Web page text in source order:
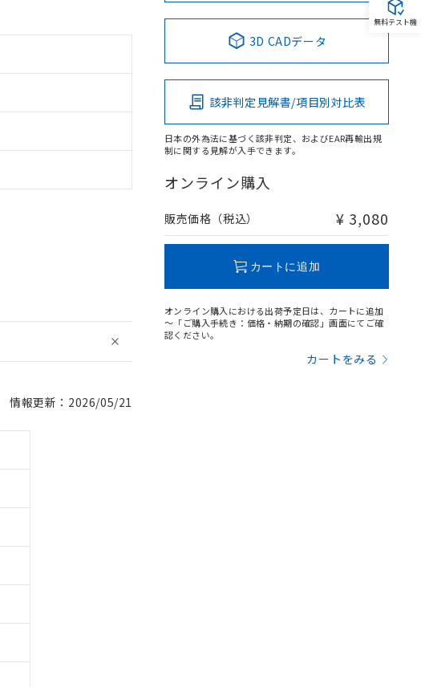
情報更新：2026/05/21
3D CADデータ
該非判定見解書/項目別対比表
日本の外為法に基づく該非判定、およびEAR再輸出規
制に関する見解が入手できます。
オンライン購入
販売価格（税込） ¥ 3,080
カートに追加
オンライン購入における出荷予定日は、カートに追加
～「ご購入手続き：価格・納期の確認」画面にてご確
認ください。
カートをみる
無料テスト機